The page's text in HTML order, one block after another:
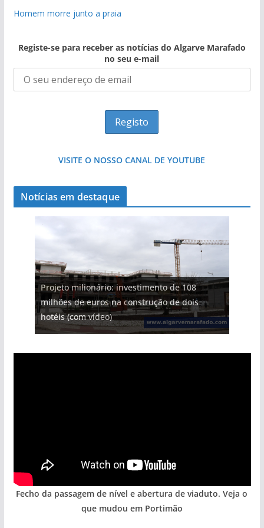
Homem morre junto a praia
Registe-se para receber as notícias do Algarve Marafado
no seu e-mail
VISITE O NOSSO CANAL DE YOUTUBE
Notícias em destaque
Projeto milionário: investimento de 108
milhões de euros na construção de dois
hotéis (com vídeo)
Tempestades roubam areia de praias e põem
arribas em risco no Algarve (com vídeo)
Foto do dia: uma cidade algarvia que cresceu
entre redes e fábricas
Tapas do mar a 3 euros cada. Nova rota
gastronómica nasce no Algarve
Milagre da água. Fontes emblemáticas do
Algarve voltam a ter vida (com vídeo)
Fecho da passagem de nível e abertura de viaduto. Veja o
que mudou em Portimão